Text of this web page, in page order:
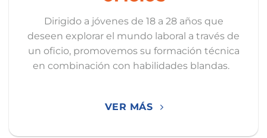
Dirigido a jóvenes de 18 a 28 años que
deseen explorar el mundo laboral a través de
un oficio, promovemos su formación técnica
en combinación con habilidades blandas.
VER MÁS